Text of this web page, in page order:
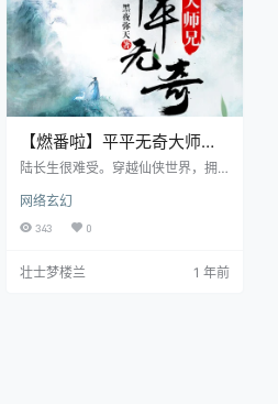
【燃番啦】平平无奇大师兄
丨修仙搞笑轻小说丨安可&司
陆长生很难受。穿越仙侠世界，拥
生。突破境界，就能引来天地异
象。念一首诗，便惊动天下文人。
光，神兽献瑞。出去随便历练一
网络玄幻
343 0
壮士梦楼兰 1 年前